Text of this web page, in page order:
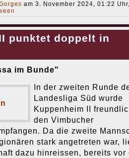
am 3. November 2024, 01:22
punktet doppelt in
im Bunde"
In der zweiten Runde
Landesliga Süd wurde
Kuppenheim II
den Vimbucher
Da die zweite
stark angetreten war,
dazu hinreissen, bereits vor